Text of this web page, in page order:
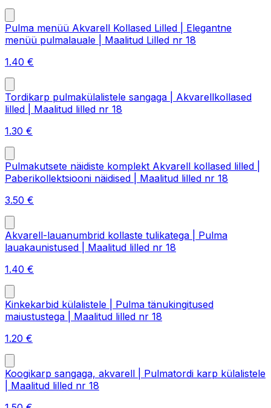
Pulma menüü Akvarell Kollased Lilled | Elegantne
menüü pulmalauale | Maalitud Lilled nr 18
1.40 €
Tordikarp pulmakülalistele sangaga | Akvarellkollased
lilled | Maalitud lilled nr 18
1.30 €
Pulmakutsete näidiste komplekt Akvarell kollased lilled |
Paberikollektsiooni näidised | Maalitud lilled nr 18
3.50 €
Akvarell-lauanumbrid kollaste tulikatega | Pulma
lauakaunistused | Maalitud lilled nr 18
1.40 €
Kinkekarbid külalistele | Pulma tänukingitused
maiustustega | Maalitud lilled nr 18
1.20 €
Koogikarp sangaga, akvarell | Pulmatordi karp külalistele
| Maalitud lilled nr 18